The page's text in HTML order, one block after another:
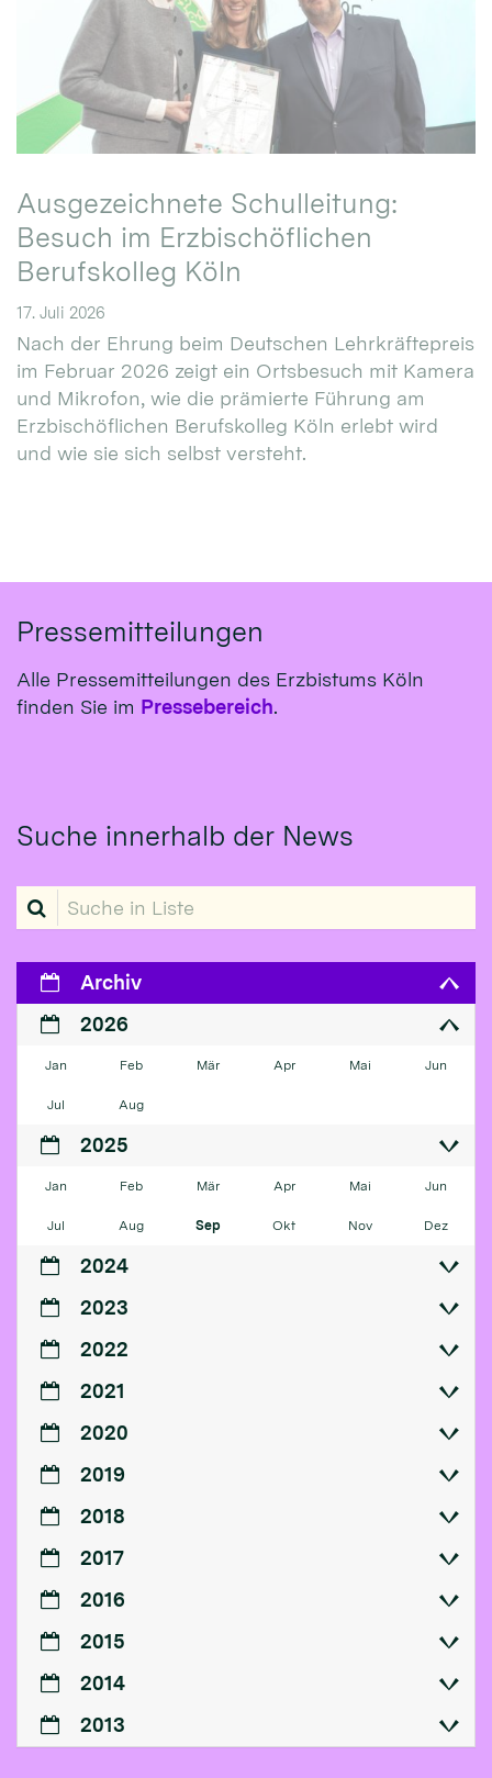
Ausgezeichnete Schulleitung:
Besuch im Erzbischöflichen
Berufskolleg Köln
17. Juli 2026
Nach der Ehrung beim Deutschen Lehrkräftepreis
im Februar 2026 zeigt ein Ortsbesuch mit Kamera
und Mikrofon, wie die prämierte Führung am
Erzbischöflichen Berufskolleg Köln erlebt wird
und wie sie sich selbst versteht.
Pressemitteilungen
Alle Pressemitteilungen des Erzbistums Köln
finden Sie im Pressebereich.
Suche innerhalb der News
Suche in Liste
Archiv
2026
Jan Feb Mär Apr Mai Jun
Jul Aug
2025
Jan Feb Mär Apr Mai Jun
Jul Aug Sep Okt Nov Dez
2024
2023
2022
2021
2020
2019
2018
2017
2016
2015
2014
2013